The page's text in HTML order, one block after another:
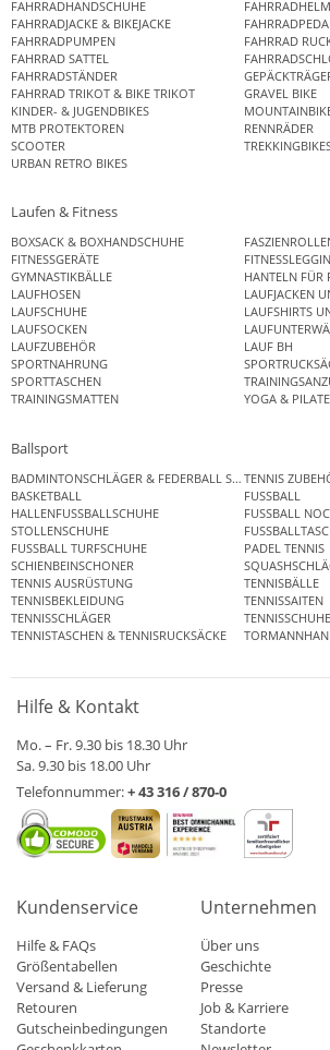
FAHRRADHANDSCHUHE
FAHRRADJACKE & BIKEJACKE
FAHRRADPUMPEN
FAHRRAD
FAHRRAD SATTEL
FAHRRADSTÄNDER
FAHRRAD TRIKOT & BIKE TRIKOT
GRAVEL BIKE
KINDER- & JUGENDBIKES
MTB PROTEKTOREN
RENNRÄDER
SCOOTER
URBAN RETRO BIKES
Laufen & Fitness
BOXSACK & BOXHANDSCHUHE
FITNESSGERÄTE
GYMNASTIKBÄLLE
HANTELN FÜR
LAUFHOSEN
LAUFJACKEN
LAUFSCHUHE
LAUFSHIRTS
LAUFSOCKEN
LAUFZUBEHÖR
LAUF BH
SPORTNAHRUNG
SPORTTASCHEN
TRAININGSMATTEN
YOGA &
Ballsport
BADMINTONSCHLÄGER & FEDERBALL SETSTENNIS
BASKETBALL
FUSSBALL
HALLENFUSSBALLSCHUHE
FUSSBALL
STOLLENSCHUHE
FUSSBALL TURFSCHUHE
PADEL TENNIS
SCHIENBEINSCHONER
TENNIS AUSRÜSTUNG
TENNISBÄLLE
TENNISBEKLEIDUNG
TENNISSAITEN
TENNISSCHLÄGER
TENNISSCHUHE
TENNISTASCHEN & TENNISRUCKSÄCKE
Hilfe & Kontakt
Mo. – Fr. 9.30 bis 18.30 Uhr
Sa. 9.30 bis 18.00 Uhr
Telefonnummer:+ 43 316 / 870-0
Kundenservice
Hilfe & FAQs
Größentabellen
Versand & Lieferung
Retouren
Gutscheinbedingungen
Unternehmen
Über uns
Geschichte
Presse
Job & Karriere
Standorte